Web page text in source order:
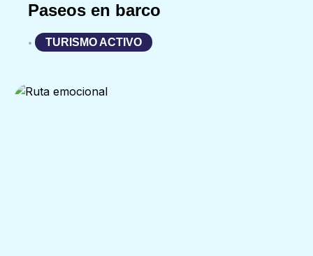
Paseos en barco
• TURISMO ACTIVO